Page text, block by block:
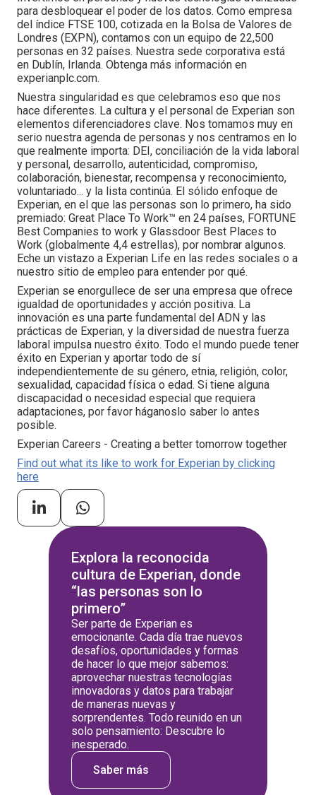
para desbloquear el poder de los datos. Como empresa
del índice FTSE 100, cotizada en la Bolsa de Valores de
Londres (EXPN), contamos con un equipo de 22,500
personas en 32 países. Nuestra sede corporativa está
en Dublín, Irlanda. Obtenga más información en
experianplc.com.
Nuestra singularidad es que celebramos eso que nos
hace diferentes. La cultura y el personal de Experian son
elementos diferenciadores clave. Nos tomamos muy en
serio nuestra agenda de personas y nos centramos en lo
que realmente importa: DEI, conciliación de la vida laboral
y personal, desarrollo, autenticidad, compromiso,
colaboración, bienestar, recompensa y reconocimiento,
voluntariado... y la lista continúa. El sólido enfoque de
Experian, en el que las personas son lo primero, ha sido
premiado: Great Place To Work™ en 24 países, FORTUNE
Best Companies to work y Glassdoor Best Places to
Work (globalmente 4,4 estrellas), por nombrar algunos.
Eche un vistazo a Experian Life en las redes sociales o a
nuestro sitio de empleo para entender por qué.
Experian se enorgullece de ser una empresa que ofrece
igualdad de oportunidades y acción positiva. La
innovación es una parte fundamental del ADN y las
prácticas de Experian, y la diversidad de nuestra fuerza
laboral impulsa nuestro éxito. Todo el mundo puede tener
éxito en Experian y aportar todo de sí
independientemente de su género, etnia, religión, color,
sexualidad, capacidad física o edad. Si tiene alguna
discapacidad o necesidad especial que requiera
adaptaciones, por favor háganoslo saber lo antes
posible.
Experian Careers - Creating a better tomorrow together
Find out what its like to work for Experian by clicking
here
Explora la reconocida
cultura de Experian, donde
“las personas son lo
primero”
Ser parte de Experian es
emocionante. Cada día trae nuevos
desafíos, oportunidades y formas
de hacer lo que mejor sabemos:
aprovechar nuestras tecnologías
innovadoras y datos para trabajar
de maneras nuevas y
sorprendentes. Todo reunido en un
solo pensamiento: Descubre lo
inesperado.
Saber más